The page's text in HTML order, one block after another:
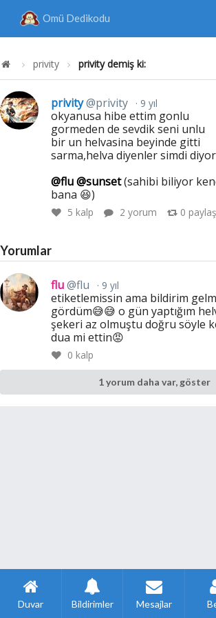
Omü Dedikodu
privity privity demiş ki:
privity@privity 9 yıl
okyanusa hibe ettim gonlu
gormeden de sevdik seni unlu
bir un helvasina beyinde gitti
sarma,helva diyenler simdi
@flu@sunset(sahibi biliyor
bana 😆)
5 kalp 2 yorum 0 paylaş
Yorumlar
flu@flu 9 yıl
etiketlemissin ama bildirim
gördüm😅😅 o gün yaptığım
şekeri az olmuştu doğru söyle
dua mi ettin😡
0 kalp
1 yorum daha var, göster
Duvar Bildirimler Mesajlar